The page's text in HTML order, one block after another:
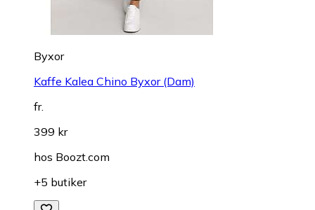
Byxor
Kaffe Kalea Chino Byxor (Dam)
fr.
399 kr
hos Boozt.com
+5 butiker